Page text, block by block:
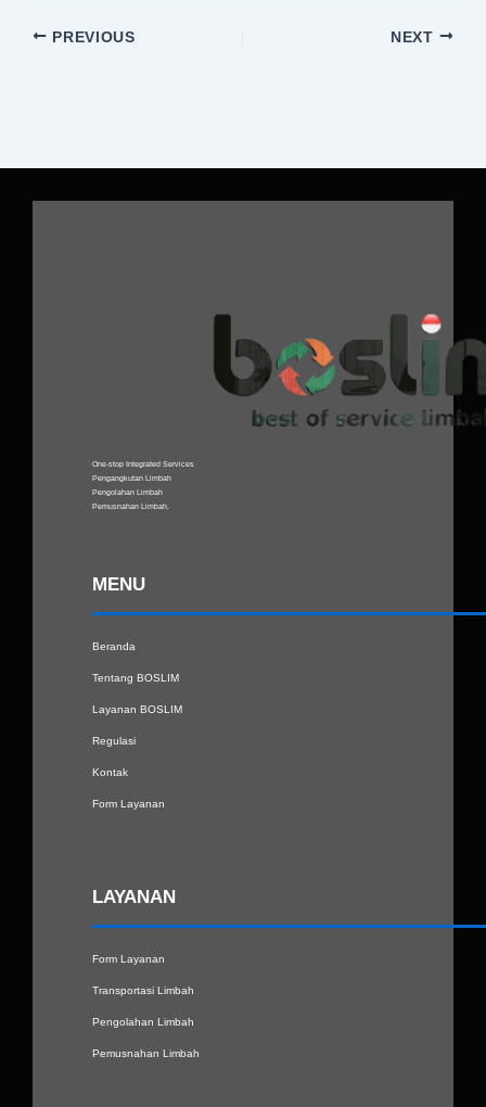
PREVIOUS NEXT
One-stop Integrated Services
Pengangkutan Limbah
Pengolahan Limbah
Pemusnahan Limbah
MENU
Beranda
Tentang BOSLIM
Layanan BOSLIM
Regulasi
Kontak
Form Layanan
LAYANAN
Form Layanan
Transportasi Limbah
Pengolahan Limbah
Pemusnahan Limbah